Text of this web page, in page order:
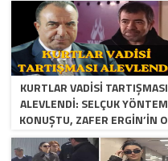
KURTLAR VADISI TARTIŞMASI
ALEVLENDI: SELÇUK YÖNTEM
KONUŞTU, ZAFER ERGIN’IN O
SÖZLERI YENIDEN GÜNDEM
OLDU!